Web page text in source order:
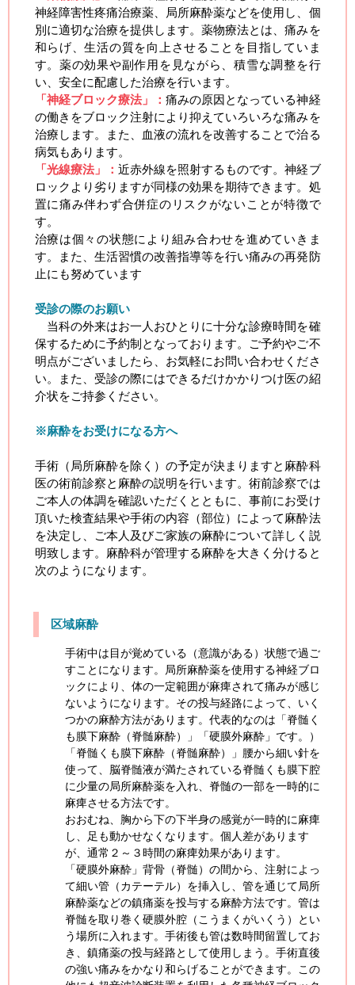
神経障害性疼痛治療薬、局所麻酔薬などを使用し、個
別に適切な治療を提供します。薬物療法とは、痛みを
和らげ、生活の質を向上させることを目指していま
す。薬の効果や副作用を見ながら、積雪な調整を行
い、安全に配慮した治療を行います。
「神経ブロック療法」： 痛みの原因となっている神経
の働きをブロック注射により抑えていろいろな痛みを
治療します。また、血液の流れを改善することで治る
病気もあります。
「光線療法」： 近赤外線を照射するものです。神経ブ
ロックより劣りますが同様の効果を期待できます。処
置に痛み伴わず合併症のリスクがないことが特徴で
す。
治療は個々の状態により組み合わせを進めていきま
す。また、生活習慣の改善指導等を行い痛みの再発防
止にも努めています
受診の際のお願い
当科の外来はお一人おひとりに十分な診療時間を確
保するために予約制となっております。ご予約やご不
明点がございましたら、お気軽にお問い合わせくださ
い。また、受診の際にはできるだけかかりつけ医の紹
介状をご持参ください。
※麻酔をお受けになる方へ
手術（局所麻酔を除く）の予定が決まりますと麻酔科
医の術前診察と麻酔の説明を行います。術前診察では
ご本人の体調を確認いただくとともに、事前にお受け
頂いた検査結果や手術の内容（部位）によって麻酔法
を決定し、ご本人及びご家族の麻酔について詳しく説
明致します。麻酔科が管理する麻酔を大きく分けると
次のようになります。
区域麻酔
手術中は目が覚めている（意識がある）状態で過ご
すことになります。局所麻酔薬を使用する神経ブロ
ックにより、体の一定範囲が麻痺されて痛みが感じ
ないようになります。その投与経路によって、いく
つかの麻酔方法があります。代表的なのは「脊髄く
も膜下麻酔（脊髄麻酔）」「硬膜外麻酔」です。）
「脊髄くも膜下麻酔（脊髄麻酔）」腰から細い針を
使って、脳脊髄液が満たされている脊髄くも膜下腔
に少量の局所麻酔薬を入れ、脊髄の一部を一時的に
麻痺させる方法です。
おおむね、胸から下の下半身の感覚が一時的に麻痺
し、足も動かせなくなります。個人差があります
が、通常２～３時間の麻痺効果があります。
「硬膜外麻酔」背骨（脊髄）の間から、注射によっ
て細い管（カテーテル）を挿入し、管を通じて局所
麻酔薬などの鎮痛薬を投与する麻酔方法です。管は
脊髄を取り巻く硬膜外腔（こうまくがいくう）とい
う場所に入れます。手術後も管は数時間留置してお
き、鎮痛薬の投与経路として使用しまう。手術直後
の強い痛みをかなり和らげることができます。この